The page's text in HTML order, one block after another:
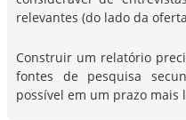
relevantes (do lado da
Construir um relatório
fontes de pesquisa
possível em um prazo mais